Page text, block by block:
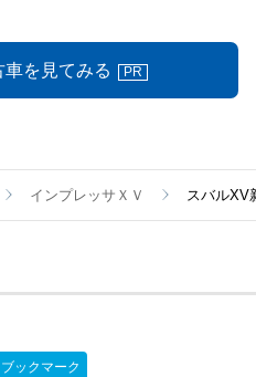
を見てみる PR
インプレッサＸＶ スバルXV
ブックマーク